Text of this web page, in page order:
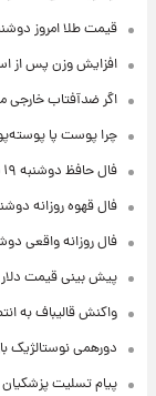
قیمت طلا امروز دوشنبه ۱۹ مرداد ۱۴۰۵
افزایش وزن پس از
اگر ضدآفتاب خارجی
چرا پوست پا پوسته‌پوسته می‌شود؟
فال حافظ دوشنبه ۱۹ مرداد ماه ۱۴۰۵
فال قهوه روزانه دوشنبه ۱۹ مرداد ماه
فال روزانه واقعی دوشنبه ۱۹ مرداد
پیش‌ بینی قیمت دلار دوشنبه ۱۹
واکنش قالیباف به
دورهمی نوستالژیک بازیگران
پیام تسلیت پزشکیان